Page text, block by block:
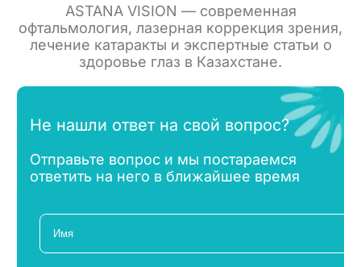
ASTANA VISION — современная
офтальмология, лазерная коррекция зрения,
лечение катаракты и экспертные статьи о
здоровье глаз в Казахстане.
Не нашли ответ на свой вопрос?
Отправьте вопрос и мы постараемся
ответить на него в ближайшее время